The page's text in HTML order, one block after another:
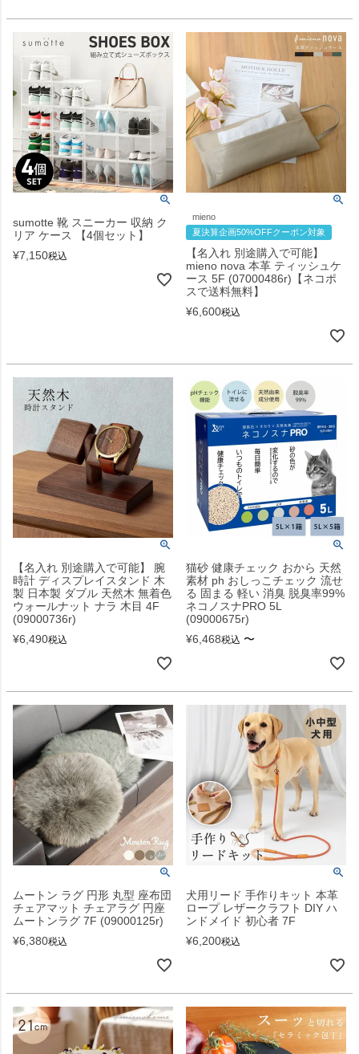
sumotte 靴 スニーカー 収納 ク
リア ケース 【4個セット】
¥7,150税込
mieno
夏決算企画50%OFFクーポン対象
【名入れ 別途購入で可能】
mieno nova 本革 ティッシュケ
ース 5F (07000486r)【ネコポ
スで送料無料】
¥6,600税込
【名入れ 別途購入で可能】 腕
時計 ディスプレイスタンド 木
製 日本製 ダブル 天然木 無着色
ウォールナット ナラ 木目 4F
(09000736r)
¥6,490税込
猫砂 健康チェック おから 天然
素材 ph おしっこチェック 流せ
る 固まる 軽い 消臭 脱臭率99%
ネコノスナPRO 5L
(09000675r)
¥6,468税込 〜
ムートン ラグ 円形 丸型 座布団
チェアマット チェアラグ 円座
ムートンラグ 7F (09000125r)
¥6,380税込
犬用リード 手作りキット 本革
ロープ レザークラフト DIY ハ
ンドメイド 初心者 7F
¥6,200税込